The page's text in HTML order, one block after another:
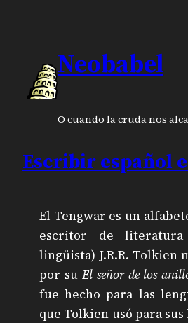
Neobabel
O cuando la cruda nos
Escribir español
El Tengwar es un
escritor de
lingüista) J.R.R. Tolkien
por su El señor de los
fue hecho para las
que Tolkien usó para